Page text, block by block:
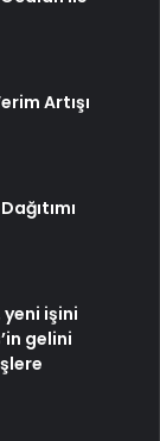
Artışı
işini
gelini